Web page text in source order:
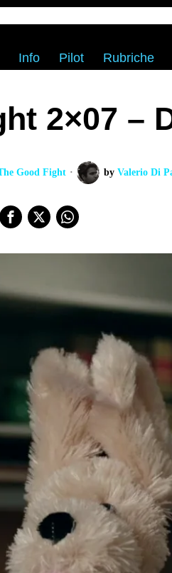
Info Pilot Rubriche
2×07 –
Good Fight by Valerio Di